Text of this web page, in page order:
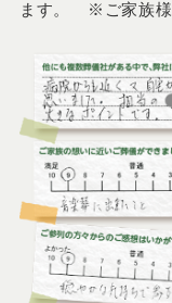
ます。 ※ご家族様